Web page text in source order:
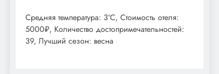
Средняя температура: 3°C, Стоимость отеля:
5000₽, Количество достопримечательностей:
39, Лучший сезон: весна